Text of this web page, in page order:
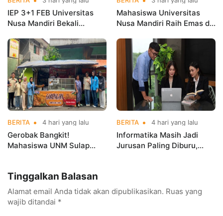
IEP 3+1 FEB Universitas
Nusa Mandiri Bekali
Kerja Sebelum Lulus
Mahasiswa Universitas
Nusa Mandiri Raih Emas di
Indonesia Open
Championships 2026
BERITA 4 hari yang lalu
Gerobak Bangkit!
Mahasiswa UNM Sulap
BERITA 4 hari yang lalu
Informatika Masih Jadi
Jurusan Paling Diburu,
Tinggalkan Balasan
Alamat email Anda tidak akan dipublikasikan. Ruas yang
wajib ditandai *